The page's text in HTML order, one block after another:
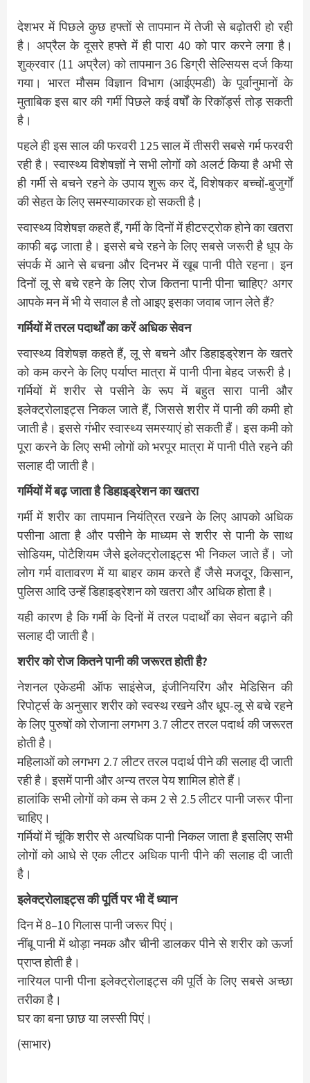
देशभर में पिछले कुछ हफ्तों से तापमान में तेजी से बढ़ोतरी हो रही
है। अप्रैल के दूसरे हफ्ते में ही पारा 40 को पार करने लगा है।
शुक्रवार (11 अप्रैल) को तापमान 36 डिग्री सेल्सियस दर्ज किया
गया। भारत मौसम विज्ञान विभाग (आईएमडी) के पूर्वानुमानों के
मुताबिक इस बार की गर्मी पिछले कई वर्षों के रिकॉर्ड्स तोड़ सकती
है।
पहले ही इस साल की फरवरी 125 साल में तीसरी सबसे गर्म फरवरी
रही है। स्वास्थ्य विशेषज्ञों ने सभी लोगों को अलर्ट किया है अभी से
ही गर्मी से बचने रहने के उपाय शुरू कर दें, विशेषकर बच्चों-बुजुर्गों
की सेहत के लिए समस्याकारक हो सकती है।
स्वास्थ्य विशेषज्ञ कहते हैं, गर्मी के दिनों में हीटस्ट्रोक होने का खतरा
काफी बढ़ जाता है। इससे बचे रहने के लिए सबसे जरूरी है धूप के
संपर्क में आने से बचना और दिनभर में खूब पानी पीते रहना। इन
दिनों लू से बचे रहने के लिए रोज कितना पानी पीना चाहिए? अगर
आपके मन में भी ये सवाल है तो आइए इसका जवाब जान लेते हैं?
गर्मियों में तरल पदार्थों का करें अधिक सेवन
स्वास्थ्य विशेषज्ञ कहते हैं, लू से बचने और डिहाइड्रेशन के खतरे
को कम करने के लिए पर्याप्त मात्रा में पानी पीना बेहद जरूरी है।
गर्मियों में शरीर से पसीने के रूप में बहुत सारा पानी और
इलेक्ट्रोलाइट्स निकल जाते हैं, जिससे शरीर में पानी की कमी हो
जाती है। इससे गंभीर स्वास्थ्य समस्याएं हो सकती हैं। इस कमी को
पूरा करने के लिए सभी लोगों को भरपूर मात्रा में पानी पीते रहने की
सलाह दी जाती है।
गर्मियों में बढ़ जाता है डिहाइड्रेशन का खतरा
गर्मी में शरीर का तापमान नियंत्रित रखने के लिए आपको अधिक
पसीना आता है और पसीने के माध्यम से शरीर से पानी के साथ
सोडियम, पोटैशियम जैसे इलेक्ट्रोलाइट्स भी निकल जाते हैं। जो
लोग गर्म वातावरण में या बाहर काम करते हैं जैसे मजदूर, किसान,
पुलिस आदि उन्हें डिहाइड्रेशन को खतरा और अधिक होता है।
यही कारण है कि गर्मी के दिनों में तरल पदार्थों का सेवन बढ़ाने की
सलाह दी जाती है।
शरीर को रोज कितने पानी की जरूरत होती है?
नेशनल एकेडमी ऑफ साइंसेज, इंजीनियरिंग और मेडिसिन की
रिपोर्ट्स के अनुसार शरीर को स्वस्थ रखने और धूप-लू से बचे रहने
के लिए पुरुषों को रोजाना लगभग 3.7 लीटर तरल पदार्थ की जरूरत
होती है।
महिलाओं को लगभग 2.7 लीटर तरल पदार्थ पीने की सलाह दी जाती
रही है। इसमें पानी और अन्य तरल पेय शामिल होते हैं।
हालांकि सभी लोगों को कम से कम 2 से 2.5 लीटर पानी जरूर पीना
चाहिए।
गर्मियों में चूंकि शरीर से अत्यधिक पानी निकल जाता है इसलिए सभी
लोगों को आधे से एक लीटर अधिक पानी पीने की सलाह दी जाती
है।
इलेक्ट्रोलाइट्स की पूर्ति पर भी दें ध्यान
दिन में 8–10 गिलास पानी जरूर पिएं।
नींबू पानी में थोड़ा नमक और चीनी डालकर पीने से शरीर को ऊर्जा
प्राप्त होती है।
नारियल पानी पीना इलेक्ट्रोलाइट्स की पूर्ति के लिए सबसे अच्छा
तरीका है।
घर का बना छाछ या लस्सी पिएं।
(साभार)